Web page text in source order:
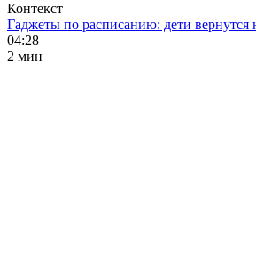
Контекст
Гаджеты по расписанию: дети вернутся
04:28
2 мин